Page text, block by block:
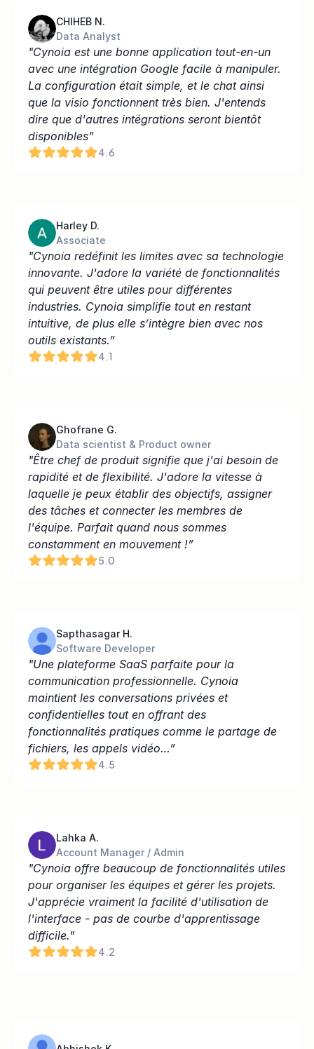
CHIHEB N.
Data Analyst
"Cynoia est une bonne application tout-en-un
avec une intégration Google facile à manipuler.
La configuration était simple, et le chat ainsi
que la visio fonctionnent très bien. J'entends
dire que d'autres intégrations seront bientôt
disponibles”
4.6
Harley D.
Associate
"Cynoia redéfinit les limites avec sa technologie
innovante. J'adore la variété de fonctionnalités
qui peuvent être utiles pour différentes
industries. Cynoia simplifie tout en restant
intuitive, de plus elle s’intègre bien avec nos
outils existants.”
4.1
Ghofrane G.
Data scientist & Product owner
"Être chef de produit signifie que j'ai besoin de
rapidité et de flexibilité. J'adore la vitesse à
laquelle je peux établir des objectifs, assigner
des tâches et connecter les membres de
l'équipe. Parfait quand nous sommes
constamment en mouvement !”
5.0
Sapthasagar H.
Software Developer
"Une plateforme SaaS parfaite pour la
communication professionnelle. Cynoia
maintient les conversations privées et
confidentielles tout en offrant des
fonctionnalités pratiques comme le partage de
fichiers, les appels vidéo…”
4.5
Lahka A.
Account Manager / Admin
"Cynoia offre beaucoup de fonctionnalités utiles
pour organiser les équipes et gérer les projets.
J'apprécie vraiment la facilité d'utilisation de
l'interface - pas de courbe d'apprentissage
difficile."
4.2